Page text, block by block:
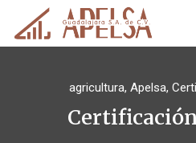
agricultura, Apelsa,